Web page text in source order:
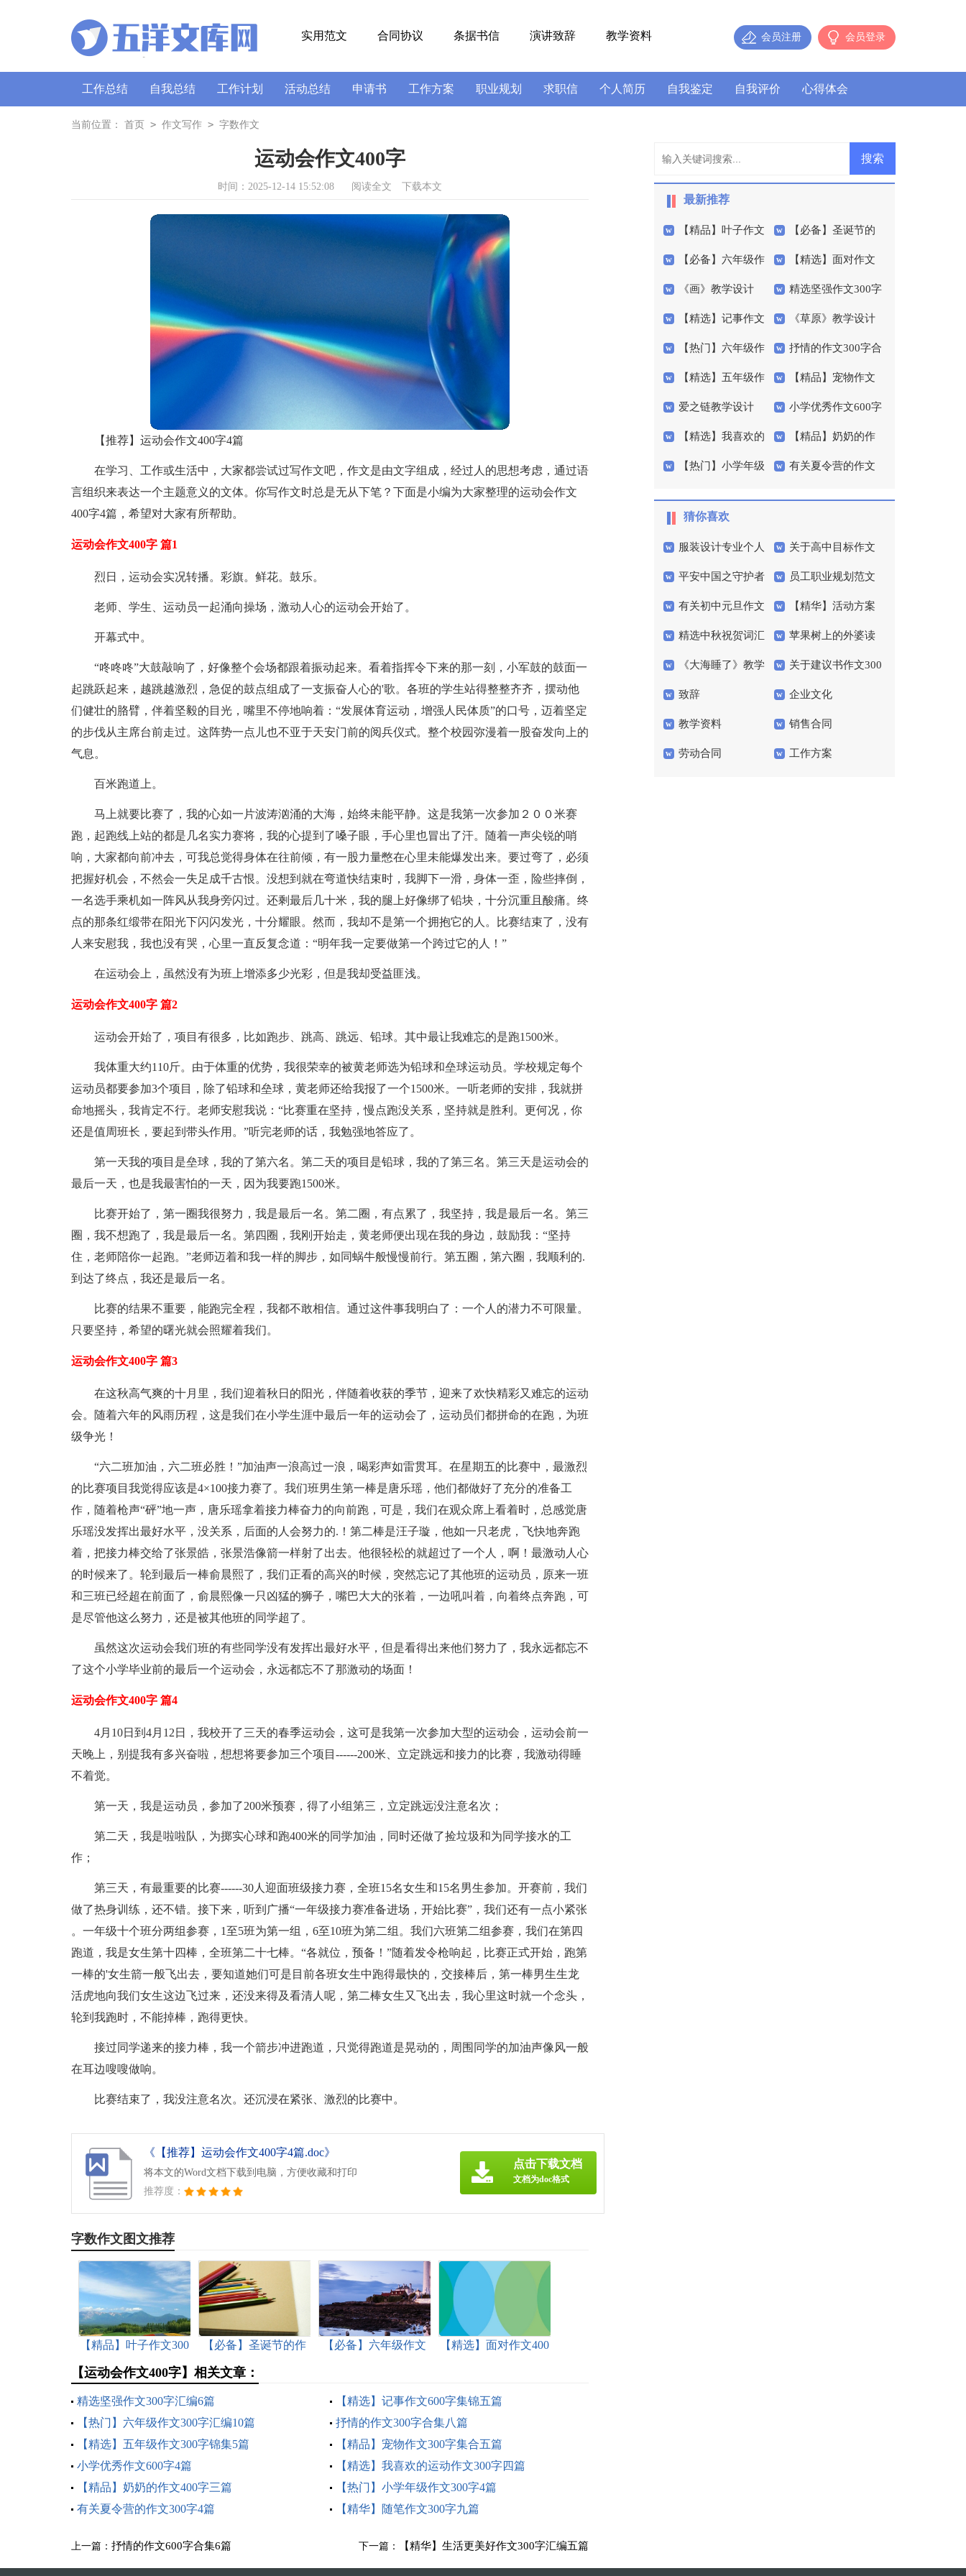
实用范文 合同协议 条据书信 演讲致辞 教学资料 会员登录
会员注册
工作总结 自我总结 工作计划 活动总结 申请书 工作方案 职业规划 求职信 个人简历 自我鉴定 自我评价 心得体会
策划书 讲话稿 广播稿 通讯稿
当前位置： 首页 > 作文写作 > 字数作文
运动会作文400字
时间：2025-12-14 15:52:08 阅读全文 下载本文
【推荐】运动会作文400字4篇
在学习、工作或生活中，大家都尝试过写作文吧，作文是由文字组成，经过人的思想考虑，通过语
言组织来表达一个主题意义的文体。你写作文时总是无从下笔？下面是小编为大家整理的运动会作文
400字4篇，希望对大家有所帮助。
运动会作文400字 篇1
烈日，运动会实况转播。彩旗。鲜花。鼓乐。
老师、学生、运动员一起涌向操场，激动人心的运动会开始了。
开幕式中。
“咚咚咚”大鼓敲响了，好像整个会场都跟着振动起来。看着指挥令下来的那一刻，小军鼓的鼓面一
起跳跃起来，越跳越激烈，急促的鼓点组成了一支振奋人心的'歌。各班的学生站得整整齐齐，摆动他
们健壮的胳臂，伴着坚毅的目光，嘴里不停地响着：“发展体育运动，增强人民体质”的口号，迈着坚定
的步伐从主席台前走过。这阵势一点儿也不亚于天安门前的阅兵仪式。整个校园弥漫着一股奋发向上的
气息。
百米跑道上。
马上就要比赛了，我的心如一片波涛汹涌的大海，始终未能平静。这是我第一次参加２００米赛
跑，起跑线上站的都是几名实力赛将，我的心提到了嗓子眼，手心里也冒出了汗。随着一声尖锐的哨
响，大家都向前冲去，可我总觉得身体在往前倾，有一股力量憋在心里未能爆发出来。要过弯了，必须
把握好机会，不然会一失足成千古恨。没想到就在弯道快结束时，我脚下一滑，身体一歪，险些摔倒，
一名选手乘机如一阵风从我身旁闪过。还剩最后几十米，我的腿上好像绑了铅块，十分沉重且酸痛。终
点的那条红缎带在阳光下闪闪发光，十分耀眼。然而，我却不是第一个拥抱它的人。比赛结束了，没有
人来安慰我，我也没有哭，心里一直反复念道：“明年我一定要做第一个跨过它的人！”
在运动会上，虽然没有为班上增添多少光彩，但是我却受益匪浅。
运动会作文400字 篇2
运动会开始了，项目有很多，比如跑步、跳高、跳远、铅球。其中最让我难忘的是跑1500米。
我体重大约110斤。由于体重的优势，我很荣幸的被黄老师选为铅球和垒球运动员。学校规定每个
运动员都要参加3个项目，除了铅球和垒球，黄老师还给我报了一个1500米。一听老师的安排，我就拼
命地摇头，我肯定不行。老师安慰我说：“比赛重在坚持，慢点跑没关系，坚持就是胜利。更何况，你
还是值周班长，要起到带头作用。”听完老师的话，我勉强地答应了。
第一天我的项目是垒球，我的了第六名。第二天的项目是铅球，我的了第三名。第三天是运动会的
最后一天，也是我最害怕的一天，因为我要跑1500米。
比赛开始了，第一圈我很努力，我是最后一名。第二圈，有点累了，我坚持，我是最后一名。第三
圈，我不想跑了，我是最后一名。第四圈，我刚开始走，黄老师便出现在我的身边，鼓励我：“坚持
住，老师陪你一起跑。”老师迈着和我一样的脚步，如同蜗牛般慢慢前行。第五圈，第六圈，我顺利的.
到达了终点，我还是最后一名。
比赛的结果不重要，能跑完全程，我都不敢相信。通过这件事我明白了：一个人的潜力不可限量。
只要坚持，希望的曙光就会照耀着我们。
运动会作文400字 篇3
在这秋高气爽的十月里，我们迎着秋日的阳光，伴随着收获的季节，迎来了欢快精彩又难忘的运动
会。随着六年的风雨历程，这是我们在小学生涯中最后一年的运动会了，运动员们都拼命的在跑，为班
级争光！
“六二班加油，六二班必胜！”加油声一浪高过一浪，喝彩声如雷贯耳。在星期五的比赛中，最激烈
的比赛项目我觉得应该是4×100接力赛了。我们班男生第一棒是唐乐瑶，他们都做好了充分的准备工
作，随着枪声“砰”地一声，唐乐瑶拿着接力棒奋力的向前跑，可是，我们在观众席上看着时，总感觉唐
乐瑶没发挥出最好水平，没关系，后面的人会努力的.！第二棒是汪子璇，他如一只老虎，飞快地奔跑
着，把接力棒交给了张景皓，张景浩像箭一样射了出去。他很轻松的就超过了一个人，啊！最激动人心
的时候来了。轮到最后一棒俞晨熙了，我们正看的高兴的时候，突然忘记了其他班的运动员，原来一班
和三班已经超在前面了，俞晨熙像一只凶猛的狮子，嘴巴大大的张着，一边吼叫着，向着终点奔跑，可
是尽管他这么努力，还是被其他班的同学超了。
虽然这次运动会我们班的有些同学没有发挥出最好水平，但是看得出来他们努力了，我永远都忘不
了这个小学毕业前的最后一个运动会，永远都忘不了那激动的场面！
运动会作文400字 篇4
4月10日到4月12日，我校开了三天的春季运动会，这可是我第一次参加大型的运动会，运动会前一
天晚上，别提我有多兴奋啦，想想将要参加三个项目------200米、立定跳远和接力的比赛，我激动得睡
不着觉。
第一天，我是运动员，参加了200米预赛，得了小组第三，立定跳远没注意名次；
第二天，我是啦啦队，为掷实心球和跑400米的同学加油，同时还做了捡垃圾和为同学接水的工
作；
第三天，有最重要的比赛------30人迎面班级接力赛，全班15名女生和15名男生参加。开赛前，我们
做了热身训练，还不错。接下来，听到广播“一年级接力赛准备进场，开始比赛”，我们还有一点小紧张
。一年级十个班分两组参赛，1至5班为第一组，6至10班为第二组。我们六班第二组参赛，我们在第四
跑道，我是女生第十四棒，全班第二十七棒。“各就位，预备！”随着发令枪响起，比赛正式开始，跑第
一棒的'女生箭一般飞出去，要知道她们可是目前各班女生中跑得最快的，交接棒后，第一棒男生生龙
活虎地向我们女生这边飞过来，还没来得及看清人呢，第二棒女生又飞出去，我心里这时就一个念头，
轮到我跑时，不能掉棒，跑得更快。
接过同学递来的接力棒，我一个箭步冲进跑道，只觉得跑道是晃动的，周围同学的加油声像风一般
在耳边嗖嗖做响。
比赛结束了，我没注意名次。还沉浸在紧张、激烈的比赛中。
《【推荐】运动会作文400字4篇.doc》
将本文的Word文档下载到电脑，方便收藏和打印
推荐度：
点击下载文档
文档为doc格式
字数作文图文推荐
【精品】叶子作文300
【必备】圣诞节的作
【必备】六年级作文
【精选】面对作文400
【运动会作文400字】相关文章：
精选坚强作文300字汇编6篇
【精选】记事作文600字集锦五篇
【热门】六年级作文300字汇编10篇
抒情的作文300字合集八篇
【精选】五年级作文300字锦集5篇
【精品】宠物作文300字集合五篇
小学优秀作文600字4篇
【精选】我喜欢的运动作文300字四篇
【精品】奶奶的作文400字三篇
【热门】小学年级作文300字4篇
有关夏令营的作文300字4篇
【精华】随笔作文300字九篇
上一篇： 抒情的作文600字合集6篇 下一篇： 【精华】生活更美好作文300字汇编五篇
最新推荐
【精品】叶子作文
300字集合5篇
【必备】圣诞节的
作文400字集合5篇
【必备】六年级作
文300字集合10篇
【精选】面对作文
400字4篇
《画》教学设计 精选坚强作文300字
汇编6篇
【精选】记事作文
600字集锦五篇
《草原》教学设计
15篇
【热门】六年级作
文300字汇编10篇
抒情的作文300字合
集八篇
【精选】五年级作
文300字锦集5篇
【精品】宠物作文
300字集合五篇
爱之链教学设计 小学优秀作文600字
4篇
【精选】我喜欢的
运动作文300字四篇
【精品】奶奶的作
文400字三篇
【热门】小学年级 有关夏令营的作文
猜你喜欢
服装设计专业个人
简历
关于高中目标作文
集锦十篇
平安中国之守护者
观后感
员工职业规划范文
集锦5篇
有关初中元旦作文
600字3篇
【精华】活动方案
模板集锦7篇
精选中秋祝贺词汇
编95条
苹果树上的外婆读
后感600字
《大海睡了》教学
设计
关于建议书作文300
字3篇
致辞 企业文化
教学资料 销售合同
劳动合同 工作方案